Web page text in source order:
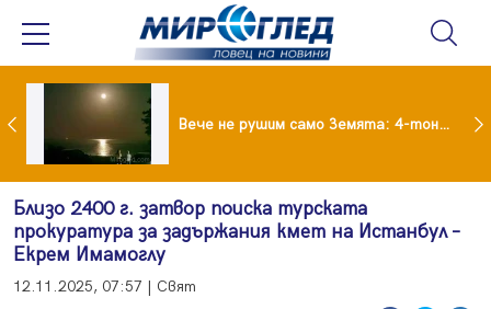
Супермарките в Гърция свалят цените на храните Вече не рушим само Земята: 4-тонен фрагмент на SpaceX удари луната
Близо 2400 г. затвор поиска турската
прокуратура за задържания кмет на Истанбул –
Екрем Имамоглу
12.11.2025, 07:57 | Свят